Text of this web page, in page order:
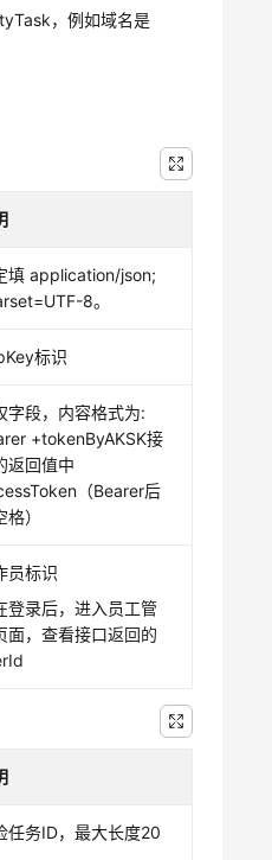
，例如域名是
填 application/json;
8。
标识
字段，内容格式为:
+tokenByAKSK接
返回值中
（Bearer后
）
员标识
登录后，进入员工管
面，查看接口返回的
任务ID，最大长度20